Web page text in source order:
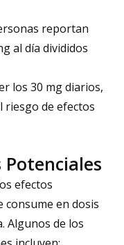
reportan
al día divididos
los 30 mg diarios,
riesgo de efectos
Potenciales
efectos
consume en dosis
Algunos de los